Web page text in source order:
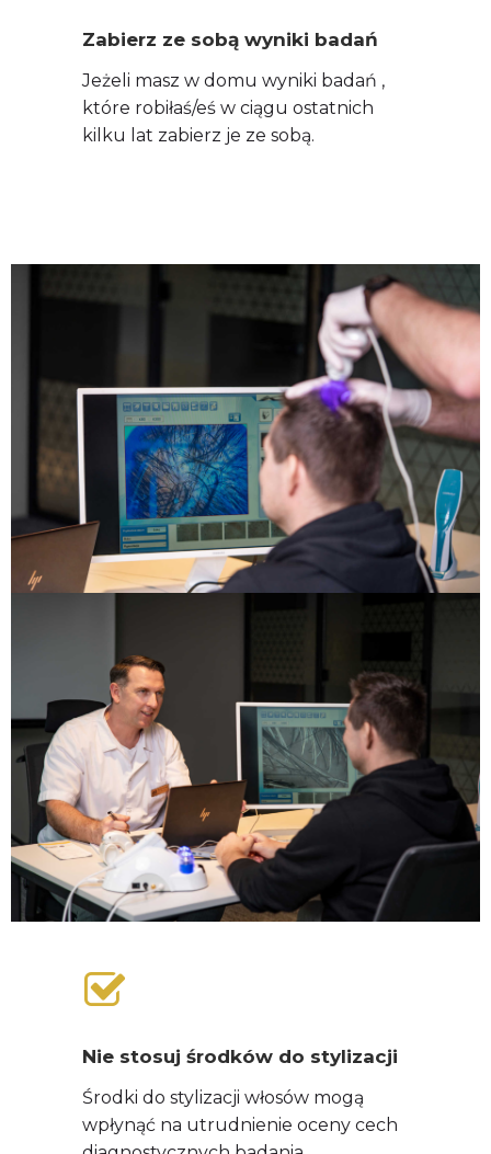
Zabierz ze sobą wyniki badań
Jeżeli masz w domu wyniki badań ,
które robiłaś/eś w ciągu ostatnich
kilku lat zabierz je ze sobą.
Nie stosuj środków do stylizacji
Środki do stylizacji włosów mogą
wpłynąć na utrudnienie oceny cech